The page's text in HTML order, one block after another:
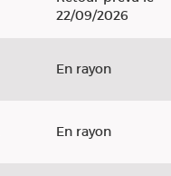
22/09/2026
En rayon
En rayon